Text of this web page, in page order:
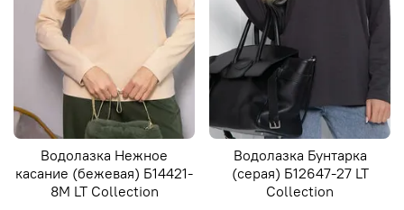
Водолазка Нежное
касание (бежевая) Б14421-
8М LT Collection
Водолазка Бунтарка
(серая) Б12647-27 LT
Collection